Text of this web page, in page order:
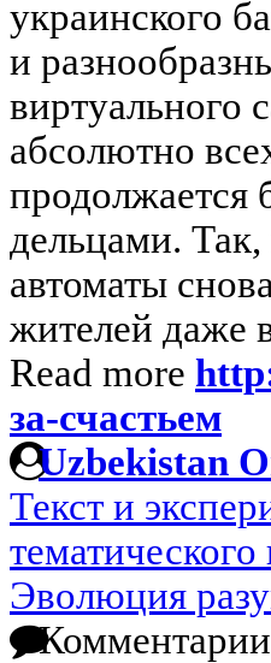
украинского
и
виртуального
абсолютно
продолжается
дельцами.
автоматы
жителей даже
Read more
за-счастьем
Uzbekistan
Текст и
Эволюция
Комментарии